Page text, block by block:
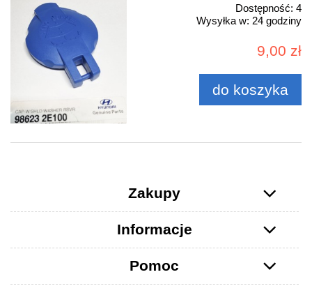
Dostępność: 4
Wysyłka w: 24 godziny
9,00 zł
do koszyka
Zakupy
Informacje
Pomoc